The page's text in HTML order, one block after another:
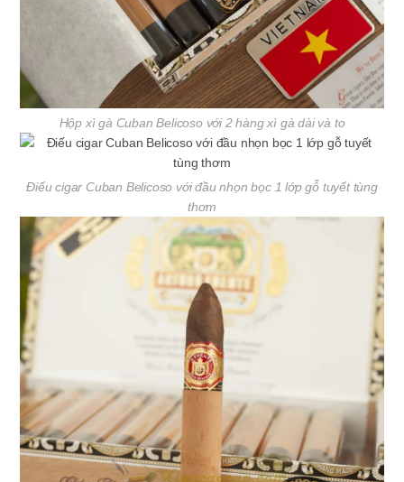
Hộp xì gà Cuban Belicoso với 2 hàng xì gà dài và to
Điếu cigar Cuban Belicoso với đầu nhọn bọc 1 lớp gỗ tuyết tùng
thơm